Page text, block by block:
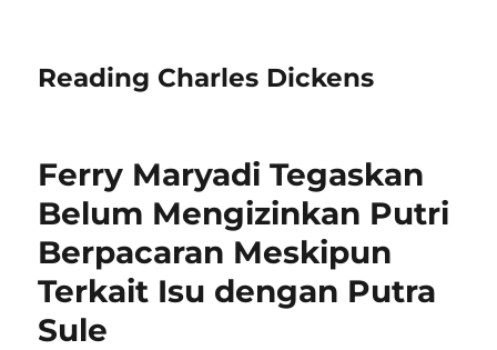
Reading Charles Dickens
Ferry Maryadi Tegaskan
Belum Mengizinkan Putri
Berpacaran Meskipun
Terkait Isu dengan Putra
Sule